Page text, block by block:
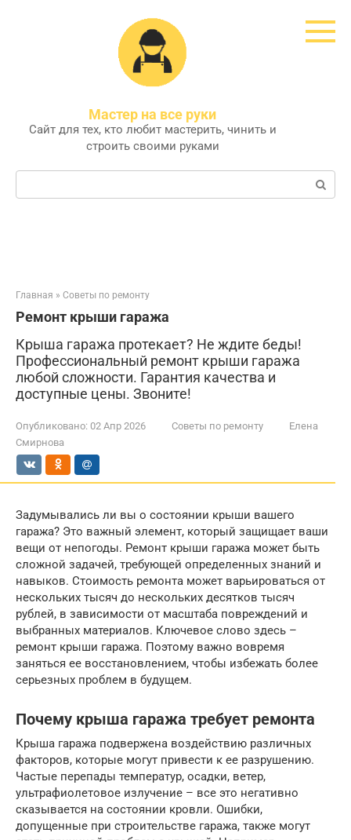
Мастер на все руки
Сайт для тех, кто любит мастерить, чинить и
строить своими руками
Поиск:
Главная » Советы по ремонту
Ремонт крыши гаража
Крыша гаража протекает? Не ждите беды!
Профессиональный ремонт крыши гаража
любой сложности. Гарантия качества и
доступные цены. Звоните!
Опубликовано: 02 Апр 2026 Советы по ремонту
Елена
Смирнова
Задумывались ли вы о состоянии крыши вашего
гаража? Это важный элемент, который защищает ваши
вещи от непогоды. Ремонт крыши гаража может быть
сложной задачей, требующей определенных знаний и
навыков. Стоимость ремонта может варьироваться от
нескольких тысяч до нескольких десятков тысяч
рублей, в зависимости от масштаба повреждений и
выбранных материалов. Ключевое слово здесь –
ремонт крыши гаража. Поэтому важно вовремя
заняться ее восстановлением, чтобы избежать более
серьезных проблем в будущем.
Почему крыша гаража требует ремонта
Крыша гаража подвержена воздействию различных
факторов, которые могут привести к ее разрушению.
Частые перепады температур, осадки, ветер,
ультрафиолетовое излучение – все это негативно
сказывается на состоянии кровли. Ошибки,
допущенные при строительстве гаража, также могут